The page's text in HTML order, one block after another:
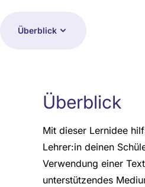
Überblick
Überblick
Mit dieser Lernidee
Lehrer:in deinen
Verwendung einer
unterstützendes